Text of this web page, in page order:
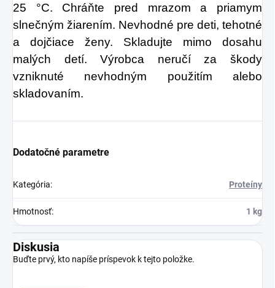
25 °C. Chráňte pred mrazom a priamym
slnečným žiarením. Nevhodné pre deti, tehotné
a dojčiace ženy. Skladujte mimo dosahu
malých detí. Výrobca neručí za škody
vzniknuté nevhodným použitím alebo
skladovaním.
Dodatočné parametre
Kategória: Proteíny
Hmotnosť: 1 kg
Diskusia
Buďte prvý, kto napíše príspevok k tejto položke.